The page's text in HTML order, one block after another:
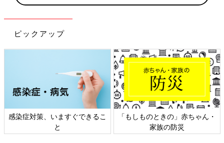
出典：Instagramアカウント「pekopeko_kuro」
ピックアップ
感染症対策、いますぐできるこ
と
「もしものときの」赤ちゃん・
家族の防災